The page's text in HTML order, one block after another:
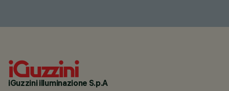
iGuzzini illuminazione S.p.A